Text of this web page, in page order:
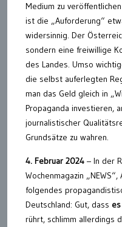
Medium zu
ist die „Auforderung“
widersinnig. Der
sondern eine freiwillige
des Landes. Umso
die selbst auferlegten
man das Geld gleich in
Propaganda investieren,
journalistischer
Grundsätze zu wahren.
4. Februar 2024 – In der
Wochenmagazin
folgendes
Deutschland: Gut, dass es
rührt, schlimm allerdings